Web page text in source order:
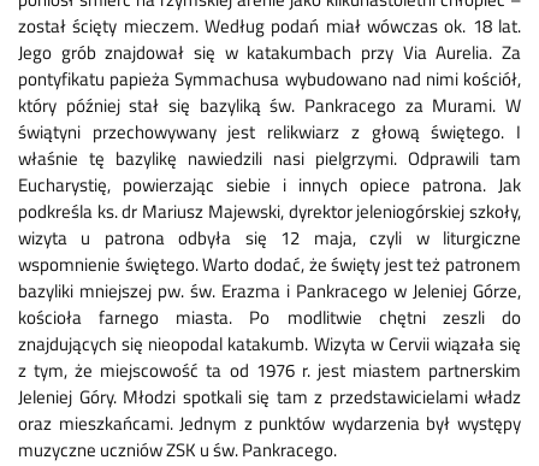
został ścięty mieczem. Według podań miał wówczas ok. 18 lat.
Jego grób znajdował się w katakumbach przy Via Aurelia. Za
pontyfikatu papieża Symmachusa wybudowano nad nimi kościół,
który później stał się bazyliką św. Pankracego za Murami. W
świątyni przechowywany jest relikwiarz z głową świętego. I
właśnie tę bazylikę nawiedzili nasi pielgrzymi. Odprawili tam
Eucharystię, powierzając siebie i innych opiece patrona. Jak
podkreśla ks. dr Mariusz Majewski, dyrektor jeleniogórskiej szkoły,
wizyta u patrona odbyła się 12 maja, czyli w liturgiczne
wspomnienie świętego. Warto dodać, że święty jest też patronem
bazyliki mniejszej pw. św. Erazma i Pankracego w Jeleniej Górze,
kościoła farnego miasta. Po modlitwie chętni zeszli do
znajdujących się nieopodal katakumb. Wizyta w Cervii wiązała się
z tym, że miejscowość ta od 1976 r. jest miastem partnerskim
Jeleniej Góry. Młodzi spotkali się tam z przedstawicielami władz
oraz mieszkańcami. Jednym z punktów wydarzenia był występy
muzyczne uczniów ZSK u św. Pankracego.